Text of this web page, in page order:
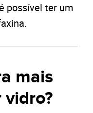
possível ter um
mais